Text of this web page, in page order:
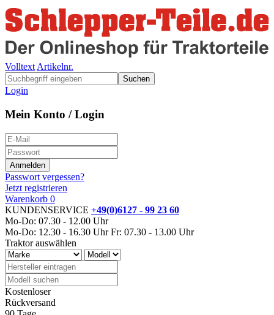
Volltext Artikelnr.
Suchen
Login
Mein Konto / Login
Passwort vergessen?
Jetzt registrieren
Warenkorb 0
KUNDENSERVICE +49(0)6127 - 99 23 60
Mo-Do: 07.30 - 12.00 Uhr
Mo-Do: 12.30 - 16.30 Uhr Fr: 07.30 - 13.00 Uhr
Traktor auswählen
Kostenloser
Rückversand